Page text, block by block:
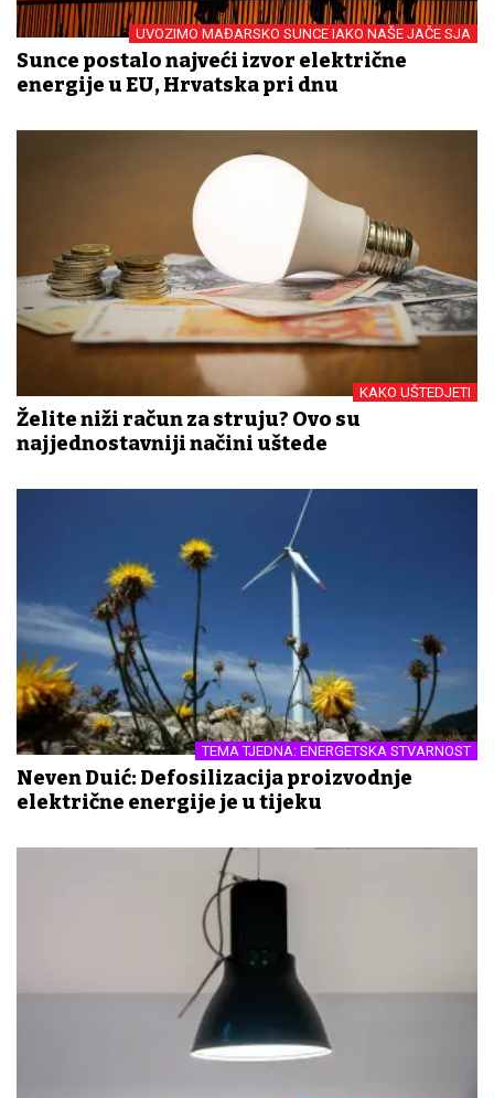
UVOZIMO MAĐARSKO SUNCE IAKO NAŠE JAČE SJA
Sunce postalo najveći izvor električne
energije u EU, Hrvatska pri dnu
KAKO UŠTEDJETI
Želite niži račun za struju? Ovo su
najjednostavniji načini uštede
TEMA TJEDNA: ENERGETSKA STVARNOST
Neven Duić: Defosilizacija proizvodnje
električne energije je u tijeku